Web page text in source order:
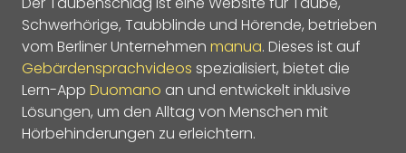
Schwerhörige, Taubblinde und Hörende, betrieben
vom Berliner Unternehmen manua. Dieses ist auf
Gebärdensprachvideos spezialisiert, bietet die
Lern-App Duomano an und entwickelt inklusive
Lösungen, um den Alltag von Menschen mit
Hörbehinderungen zu erleichtern.